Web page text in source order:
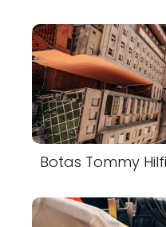
Botas Tommy